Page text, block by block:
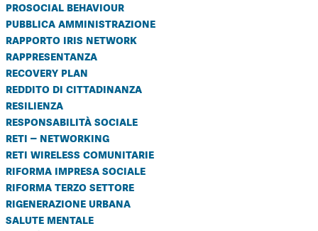
prosocial behaviour
pubblica amministrazione
rapporto iris network
rappresentanza
recovery plan
reddito di cittadinanza
resilienza
responsabilità sociale
reti – networking
reti wireless comunitarie
riforma impresa sociale
riforma terzo settore
rigenerazione urbana
salute mentale